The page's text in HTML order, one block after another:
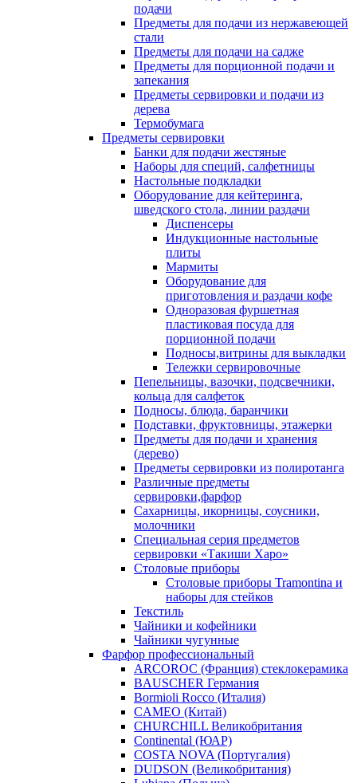
подачи
Предметы для подачи из нержавеющей
стали
Предметы для подачи на садже
Предметы для порционной подачи и
запекания
Предметы сервировки и подачи из
дерева
Термобумага
Предметы сервировки
Банки для подачи жестяные
Наборы для специй, салфетницы
Настольные подкладки
Оборудование для кейтеринга,
шведского стола, линии раздачи
Диспенсеры
Индукционные настольные
плиты
Мармиты
Оборудование для
приготовления и раздачи кофе
Одноразовая фуршетная
пластиковая посуда для
порционной подачи
Подносы,витрины для выкладки
Тележки сервировочные
Пепельницы, вазочки, подсвечники,
кольца для салфеток
Подносы, блюда, баранчики
Подставки, фруктовницы, этажерки
Предметы для подачи и хранения
(дерево)
Предметы сервировки из полиротанга
Различные предметы
сервировки,фарфор
Сахарницы, икорницы, соусники,
молочники
Специальная серия предметов
сервировки «Такиши Харо»
Столовые приборы
Столовые приборы Trаmоntina и
наборы для стейков
Текстиль
Чайники и кофейники
Чайники чугунные
Фарфор профессиональный
ARCOROC (Франция) стеклокерамика
BAUSCHER Германия
Bormioli Rocco (Италия)
CAMEO (Китай)
CHURCHILL Великобритания
Continental (ЮАР)
COSTA NOVA (Португалия)
DUDSON (Великобритания)